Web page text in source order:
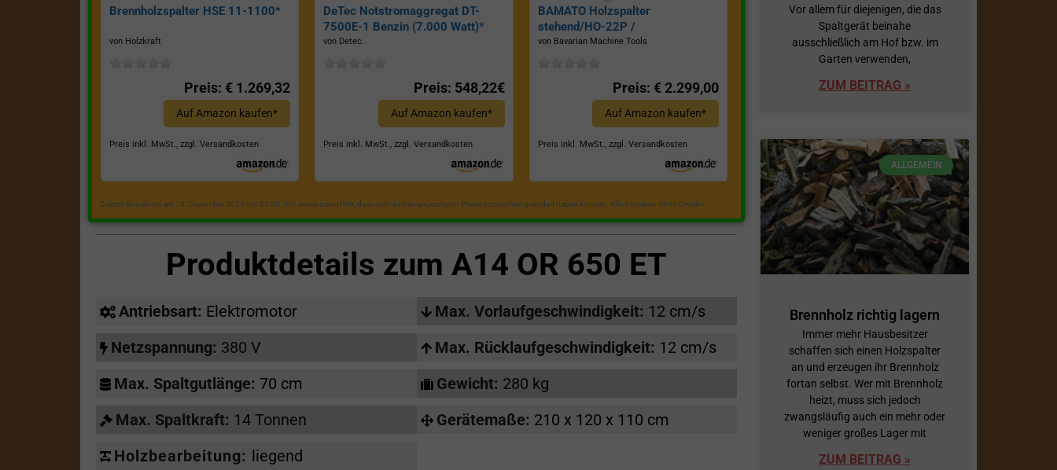
Brennholzspalter HSE 11-1100*
von Holzkraft
Preis: € 1.269,32
Auf Amazon kaufen*
Preis inkl. MwSt., zzgl. Versandkosten
DeTec Notstromaggregat DT-
7500E-1 Benzin (7.000 Watt)*
von Detec.
Preis: 548,22€
Auf Amazon kaufen*
Preis inkl. MwSt., zzgl. Versandkosten
BAMATO Holzspalter
stehend/HO-22P /
Zapfwellenantrieb, Inkl.
von Bavarian Machine Tools
Preis: € 2.299,00
Auf Amazon kaufen*
Preis inkl. MwSt., zzgl. Versandkosten
Zuletzt aktualisiert am 18. Dezember 2023 um 21:50 . Ich weise darauf hin, dass sich die hier angezeigten Preise inzwischen geändert haben können. Alle Angaben ohne Gewähr.
Produktdetails zum A14 OR 650 ET
Antriebsart: Elektromotor
Netzspannung: 380 V
Max. Spaltgutlänge: 70 cm
Max. Spaltkraft: 14 Tonnen
Holzbearbeitung:
liegend
Max. Vorlaufgeschwindigkeit: 12 cm/s
Max. Rücklaufgeschwindigkeit: 12 cm/s
Gewicht: 280 kg
Gerätemaße: 210 x 120 x 110 cm
Vor allem für diejenigen, die das
Spaltgerät beinahe
ausschließlich am Hof bzw. im
Garten verwenden,
ZUM BEITRAG »
ALLGEMEIN
Brennholz richtig lagern
Immer mehr Hausbesitzer
schaffen sich einen Holzspalter
an und erzeugen ihr Brennholz
fortan selbst. Wer mit Brennholz
heizt, muss sich jedoch
zwangsläufig auch ein mehr oder
weniger großes Lager mit
ZUM BEITRAG »